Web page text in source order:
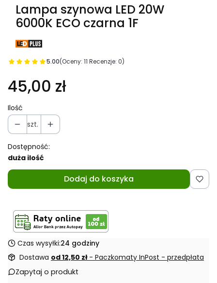
Lampa szynowa LED 20W
6000K ECO czarna 1F
5.00(Oceny: 11 Recenzje: 0)
45,00 zł
Ilość
szt.
Dostępność:
duża ilość
Dodaj do koszyka
Czas wysyłki:24 godziny
Dostawa od 12,50 zł - Paczkomaty InPost - przedpłata
Zapytaj o produkt